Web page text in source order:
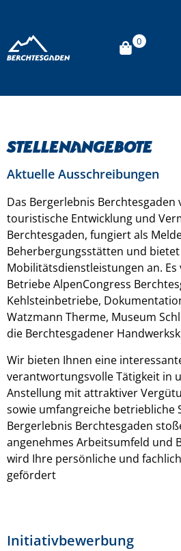
0
Stellenangebote
Aktuelle Ausschreibungen
Das Bergerlebnis
touristische Entwicklung und
Berchtesgaden, fungiert als
Beherbergungsstätten und bietet
Mobilitätsdienstleistungen an.
Betriebe AlpenCongress
Kehlsteinbetriebe,
Watzmann Therme, Museum
die Berchtesgadener
Wir bieten Ihnen eine
verantwortungsvolle Tätigkeit in
Anstellung mit attraktiver
sowie umfangreiche betriebliche
Bergerlebnis Berchtesgaden
angenehmes Arbeitsumfeld und
wird Ihre persönliche und
gefördert
Initiativbewerbung